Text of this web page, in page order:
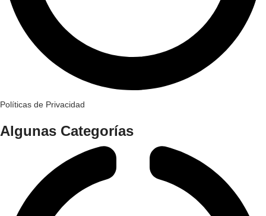
Políticas de Privacidad
Algunas Categorías